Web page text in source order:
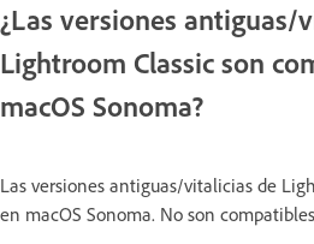
¿Las versiones antiguas/
Lightroom Classic son
macOS Sonoma?
Las versiones antiguas/vitalicias de
en macOS Sonoma. No son